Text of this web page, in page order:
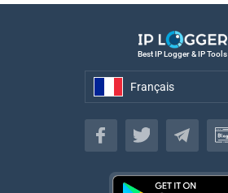
Best IP Logger & IP Tools
Français
Français